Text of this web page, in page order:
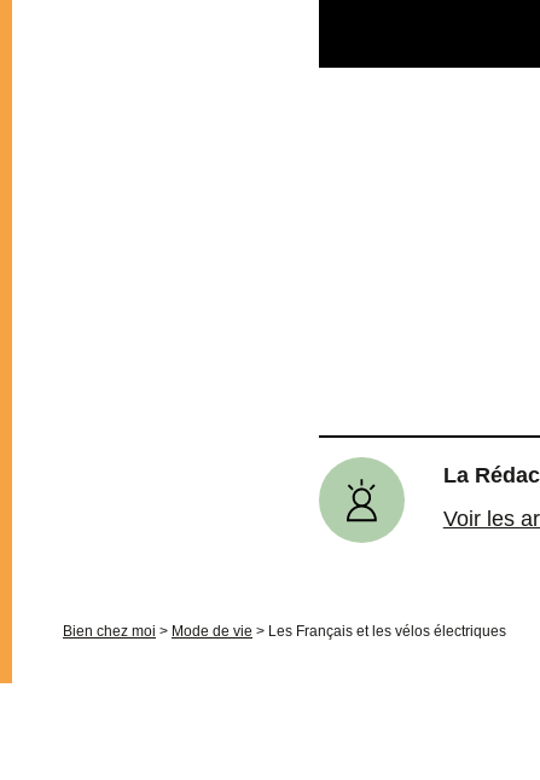
La
Voir les
Bien chez moi > Mode de vie > Les Français et les vélos électriques